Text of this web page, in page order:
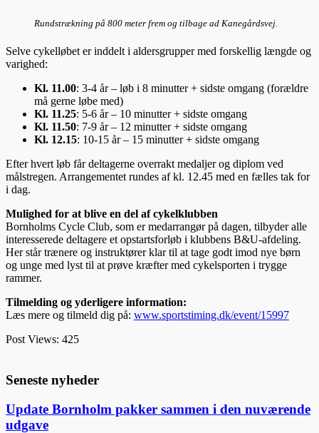
Rundstrækning på 800 meter frem og tilbage ad Kanegårdsvej.
Selve cykelløbet er inddelt i aldersgrupper med forskellig længde og
varighed:
Kl. 11.00: 3-4 år – løb i 8 minutter + sidste omgang (forældre
må gerne løbe med)
Kl. 11.25: 5-6 år – 10 minutter + sidste omgang
Kl. 11.50: 7-9 år – 12 minutter + sidste omgang
Kl. 12.15: 10-15 år – 15 minutter + sidste omgang
Efter hvert løb får deltagerne overrakt medaljer og diplom ved
målstregen. Arrangementet rundes af kl. 12.45 med en fælles tak for
i dag.
Mulighed for at blive en del af cykelklubben
Bornholms Cycle Club, som er medarrangør på dagen, tilbyder alle
interesserede deltagere et opstartsforløb i klubbens B&U-afdeling.
Her står trænere og instruktører klar til at tage godt imod nye børn
og unge med lyst til at prøve kræfter med cykelsporten i trygge
rammer.
Tilmelding og yderligere information:
Læs mere og tilmeld dig på: www.sportstiming.dk/event/15997
Post Views: 425
Seneste nyheder
Update Bornholm pakker sammen i den nuværende
udgave